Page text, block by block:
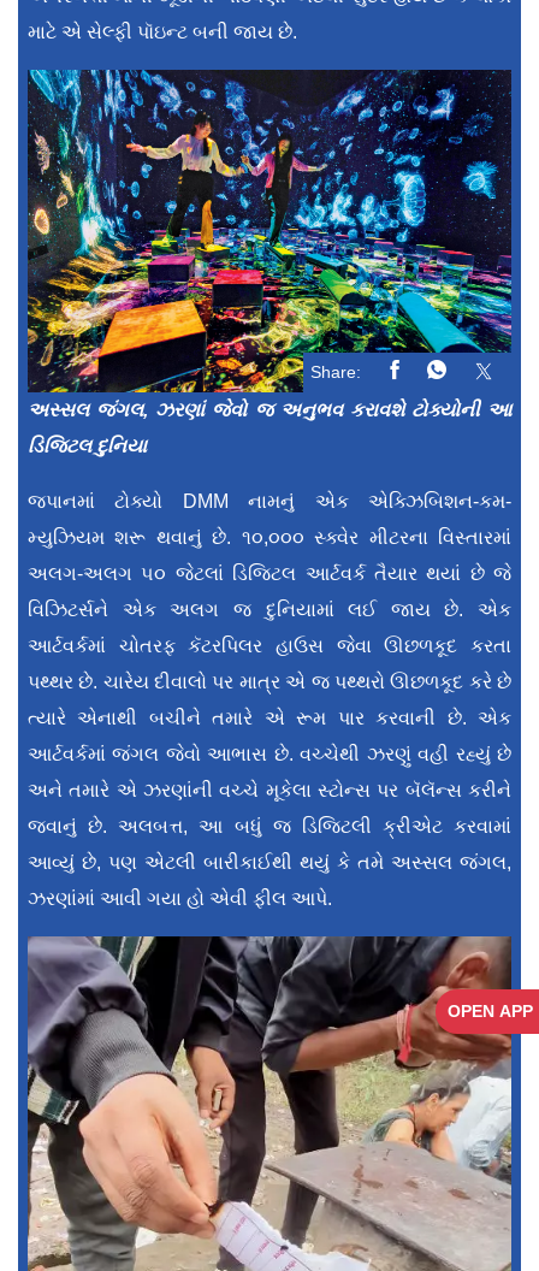
OPEN APP
માટે એ સેલ્ફી પૉઇન્ટ બની જાય છે.
Share:
અસ્સલ જંગલ, ઝરણાં જેવો જ અનુભવ કરાવશે ટોક્યોની આ
ડિજિટલ દુનિયા
જપાનમાં ટોક્યો DMM નામનું એક એક્ઝિબિશન-કમ-
મ્યુઝિયમ શરૂ થવાનું છે. ૧૦,૦૦૦ સ્ક્વેર મીટરના વિસ્તારમાં
અલગ-અલગ ૫૦ જેટલાં ડિજિટલ આર્ટવર્ક તૈયાર થયાં છે જે
વિઝિટર્સને એક અલગ જ દુનિયામાં લઈ જાય છે. એક
આર્ટવર્કમાં ચોતરફ કૅટરપિલર હાઉસ જેવા ઊછળકૂદ કરતા
પથ્થર છે. ચારેય દીવાલો પર માત્ર એ જ પથ્થરો ઊછળકૂદ કરે છે
ત્યારે એનાથી બચીને તમારે એ રૂમ પાર કરવાની છે. એક
આર્ટવર્કમાં જંગલ જેવો આભાસ છે. વચ્ચેથી ઝરણું વહી રહ્યું છે
અને તમારે એ ઝરણાંની વચ્ચે મૂકેલા સ્ટોન્સ પર બૅલૅન્સ કરીને
જવાનું છે. અલબત્ત, આ બધું જ ડિજિટલી ક્રીએટ કરવામાં
આવ્યું છે, પણ એટલી બારીકાઈથી થયું કે તમે અસ્સલ જંગલ,
ઝરણાંમાં આવી ગયા હો એવી ફીલ આપે.